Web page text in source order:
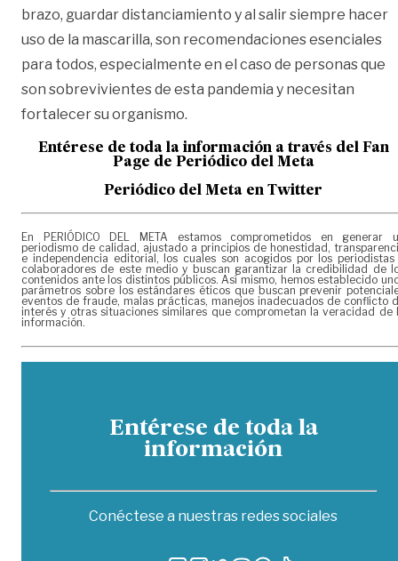
brazo, guardar distanciamiento y al salir siempre hacer
uso de la mascarilla, son recomendaciones esenciales
para todos, especialmente en el caso de personas que
son sobrevivientes de esta pandemia y necesitan
fortalecer su organismo.
Entérese de toda la información a través del Fan
Page de Periódico del Meta
Periódico del Meta en Twitter
En PERIÓDICO DEL META estamos comprometidos en generar
periodismo de calidad, ajustado a principios de honestidad,
e independencia editorial, los cuales son acogidos por los periodistas
colaboradores de este medio y buscan garantizar la credibilidad de
contenidos ante los distintos públicos. Así mismo, hemos establecido
parámetros sobre los estándares éticos que buscan prevenir
eventos de fraude, malas prácticas, manejos inadecuados de conflicto
interés y otras situaciones similares que comprometan la veracidad de
información.
Entérese de toda la
información
Conéctese a nuestras redes sociales